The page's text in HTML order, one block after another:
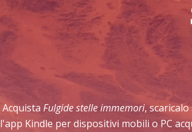
Acquista Fulgide stelle immemori,
l'app Kindle per dispositivi mobili o PC